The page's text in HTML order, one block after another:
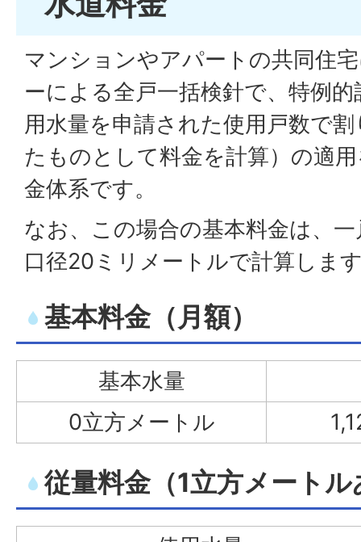
マンションやアパートの共同住
ーによる全戸一括検針で、特例
用水量を申請された使用戸数で
たものとして料金を計算）の適
金体系です。
なお、この場合の基本料金は、
口径20ミリメートルで計算しま
基本料金（月額）
基本水量
0立方メートル
従量料金（1立方メート